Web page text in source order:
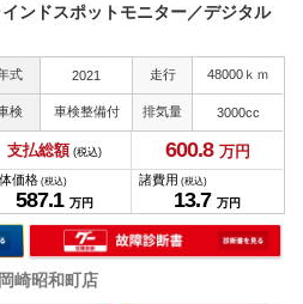
ンドスポットモニター／デジタル
式 2021 走行 48000ｋｍ
検 車検整備付 排気量 3000cc
支払総額 (税込) 600.8 万円
価格 (税込)
587.1 万円
諸費用 (税込)
13.7 万円
崎昭和町店